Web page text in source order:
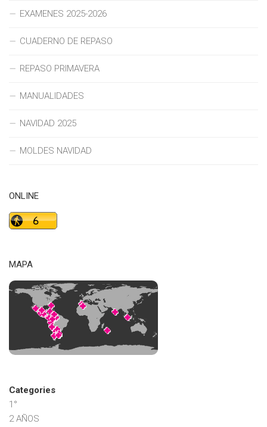
EXAMENES 2025-2026
CUADERNO DE REPASO
REPASO PRIMAVERA
MANUALIDADES
NAVIDAD 2025
MOLDES NAVIDAD
ONLINE
MAPA
Categories
1°
2 AÑOS